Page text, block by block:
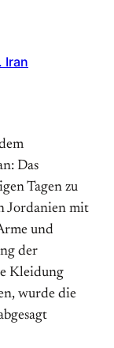
Iran
Das
Tagen zu
Jordanien mit
und
der
Kleidung
wurde die